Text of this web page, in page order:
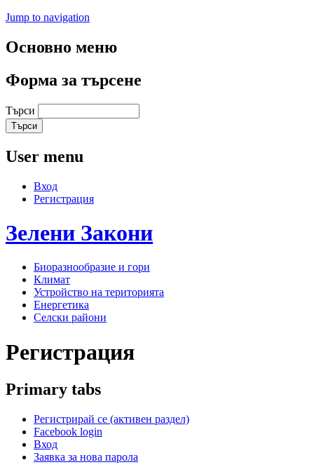
Jump to navigation
Основно меню
Форма за търсене
Търси
User menu
Вход
Регистрация
Зелени Закони
Биоразнообразие и гори
Климат
Устройство на територията
Енергетика
Селски райони
Регистрация
Primary tabs
Регистрирай се (активен раздел)
Facebook login
Вход
Заявка за нова парола